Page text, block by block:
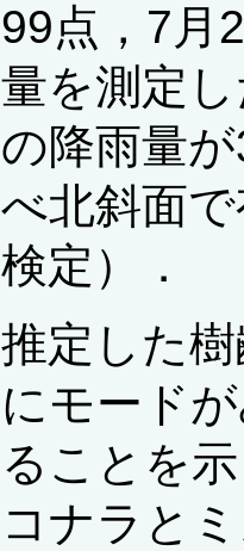
99点，7月
量を測定
の降雨量
べ北斜面
検定）．
推定した
にモード
ることを
コナラと